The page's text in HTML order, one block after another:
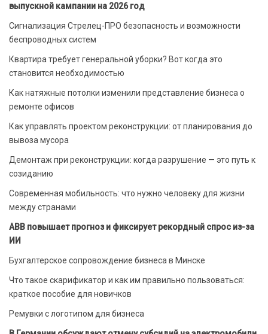
выпускной кампании на 2026 год
Сигнализация Стрелец-ПРО безопасность и возможности
беспроводных систем
Квартира требует генеральной уборки? Вот когда это
становится необходимостью
Как натяжные потолки изменили представление бизнеса о
ремонте офисов
Как управлять проектом реконструкции: от планирования до
вывоза мусора
Демонтаж при реконструкции: когда разрушение — это путь к
созиданию
Современная мобильность: что нужно человеку для жизни
между странами
ABB повышает прогноз и фиксирует рекордный спрос из-за
ИИ
Бухгалтерское сопровождение бизнеса в Минске
Что такое скарификатор и как им правильно пользоваться:
краткое пособие для новичков
Ремувки с логотипом для бизнеса